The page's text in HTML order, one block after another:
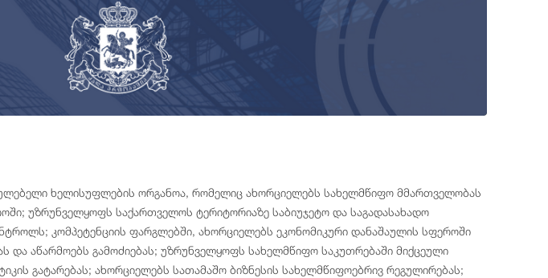
ხელისუფლების ორგანოა, რომელიც ახორციელებს სახელმწიფო მმართველობას
უზრუნველყოფს საქართველოს ტერიტორიაზე საბიუჯეტო და საგადასახადო
კომპეტენციის ფარგლებში, ახორციელებს ეკონომიკური დანაშაულის სფეროში
და აწარმოებს გამოძიებას; უზრუნველყოფს სახელმწიფო საკუთრებაში მიქცეული
გატარებას; ახორციელებს სათამაშო ბიზნესის სახელმწიფოებრივ რეგულირებას;